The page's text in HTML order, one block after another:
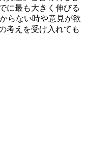
に最も大きく伸びる
らない時や意見が欲
考えを受け入れても